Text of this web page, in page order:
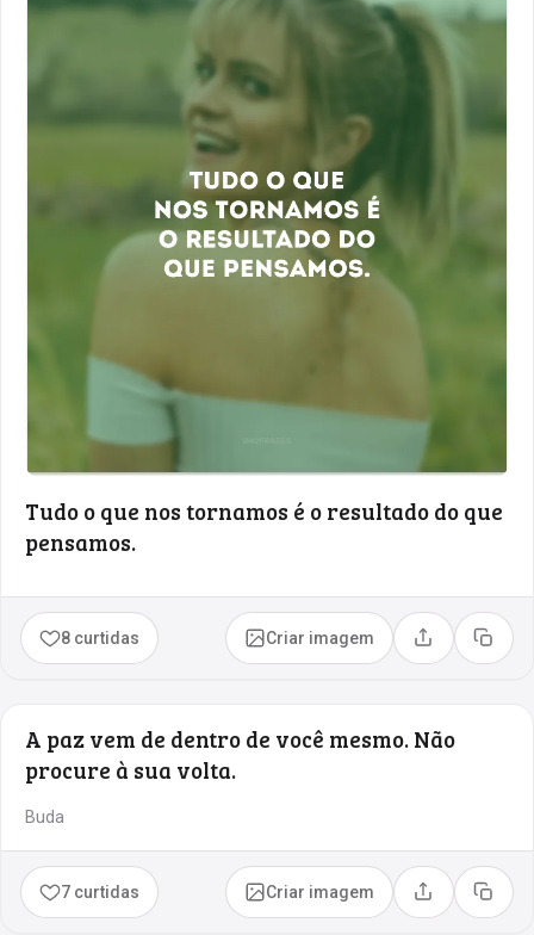
Tudo o que nos tornamos é o resultado do que
pensamos.
8 curtidas Criar imagem Compartilhar
Copiar
A paz vem de dentro de você mesmo. Não
procure à sua volta.
Buda
7 curtidas Criar imagem Compartilhar
Copiar